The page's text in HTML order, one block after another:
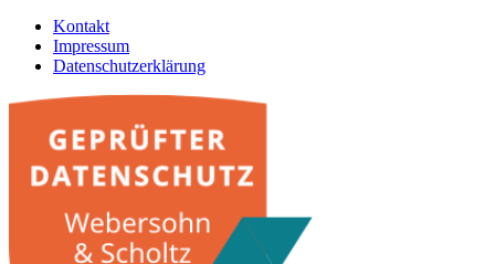
Kontakt
Impressum
Datenschutzerklärung